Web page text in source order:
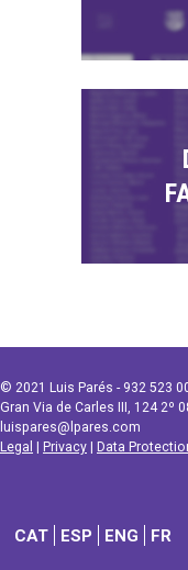
© 2021 Luis Parés - 932 523
Gran Via de Carles III, 124 2º
luispares@lpares.com
Legal
Privacy Data
CAT ESP ENG FR